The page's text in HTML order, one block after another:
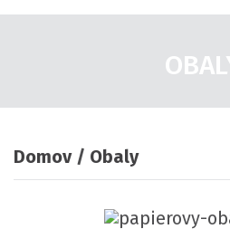
Domov Obaly